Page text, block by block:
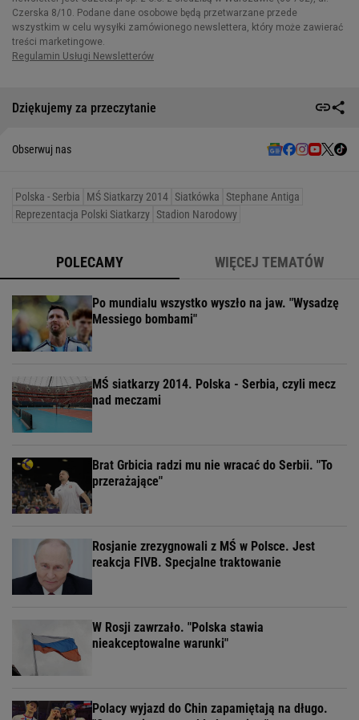
Dziękujemy za przeczytanie
Obserwuj nas
Polska - Serbia MŚ Siatkarzy 2014 Siatkówka Stephane Antiga
Reprezentacja Polski Siatkarzy Stadion Narodowy
POLECAMY WIĘCEJ TEMATÓW
Po mundialu wszystko wyszło na jaw. "Wysadzę
Messiego bombami"
MŚ siatkarzy 2014. Polska - Serbia, czyli mecz
nad meczami
Brat Grbicia radzi mu nie wracać do Serbii. "To
przerażające"
Rosjanie zrezygnowali z MŚ w Polsce. Jest
reakcja FIVB. Specjalne traktowanie
W Rosji zawrzało. "Polska stawia
nieakceptowalne warunki"
Polacy wyjazd do Chin zapamiętają na długo.